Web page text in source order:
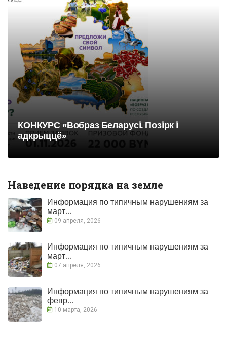
КОНКУРС «Вобраз Беларусi. Позiрк i
адкрыццё»
Наведение порядка на земле
Информация по типичным нарушениям за
март...
09 апреля, 2026
Информация по типичным нарушениям за
март...
07 апреля, 2026
Информация по типичным нарушениям за
февр...
10 марта, 2026